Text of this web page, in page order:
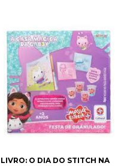
LIVRO: O DIA DO STITCH NA